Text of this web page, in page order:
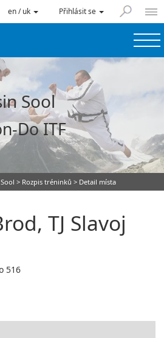
en / uk Přihlásit se
Sool
Do ITF
> Rozpis tréninků > Detail místa
TJ Slavoj
516